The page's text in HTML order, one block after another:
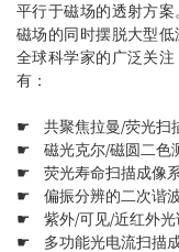
平行于磁场的透射方案
磁场的同时摆脱大型
全球科学家的广泛关
有：
☛ 共聚焦拉曼/荧光扫
☛ 磁光克尔/磁圆二色
☛ 荧光寿命扫描成像系
☛ 偏振分辨的二次谐
☛ 紫外/可见/近红外光
☛ 多功能光电流扫描